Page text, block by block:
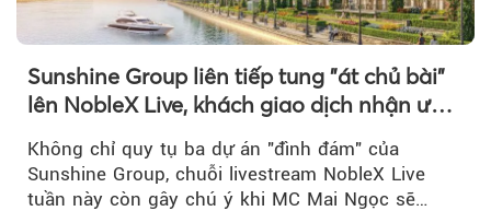
Sunshine Group liên tiếp tung "át chủ bài"
lên NobleX Live, khách giao dịch nhận ưu
Không chỉ quy tụ ba dự án "đình đám" của
Sunshine Group, chuỗi livestream NobleX Live
tuần này còn gây chú ý khi MC Mai Ngọc sẽ